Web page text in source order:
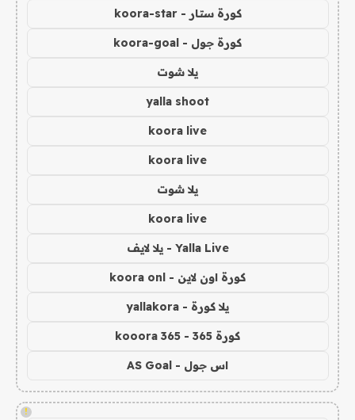
كورة ستار - koora-star
كورة جول - koora-goal
يلا شوت
yalla shoot
koora live
koora live
يلا شوت
koora live
Yalla Live - يلا لايف
كورة اون لاين - koora onl
يلا كورة - yallakora
كورة 365 - kooora 365
اس جول - AS Goal
!